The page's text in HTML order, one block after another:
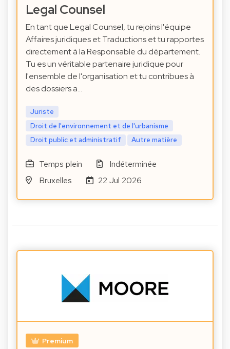
Legal Counsel
En tant que Legal Counsel, tu rejoins l'équipe
Affaires juridiques et Traductions et tu rapportes
directement à la Responsable du département.
Tu es un véritable partenaire juridique pour
l'ensemble de l'organisation et tu contribues à
des dossiers a…
Juriste
Droit de l'environnement et de l'urbanisme
Droit public et administratif
Autre matière
Temps plein
Indéterminée
Bruxelles
22 Jul 2026
Premium